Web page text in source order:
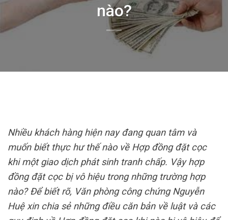
nào?
Nhiều khách hàng hiện nay đang quan tâm và
muốn biết thực hư thế nào về Hợp đồng đặt cọc
khi một giao dịch phát sinh tranh chấp. Vậy hợp
đồng đặt cọc bị vô hiệu trong những trường hợp
nào? Để biết rõ, Văn phòng công chứng Nguyễn
Huệ xin chia sẻ những điều căn bản về luật và các